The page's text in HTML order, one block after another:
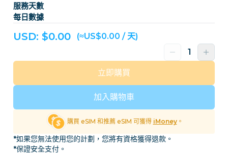
服務天數
每日數據
USD: $0.00 (≈US$0.00 / 天)
加入購物車
立即購買
購買 eSIM 和推薦 eSIM 可獲得 iMoney。
*如果您無法使用您的計劃，您將有資格獲得退款。
*保證安全支付。